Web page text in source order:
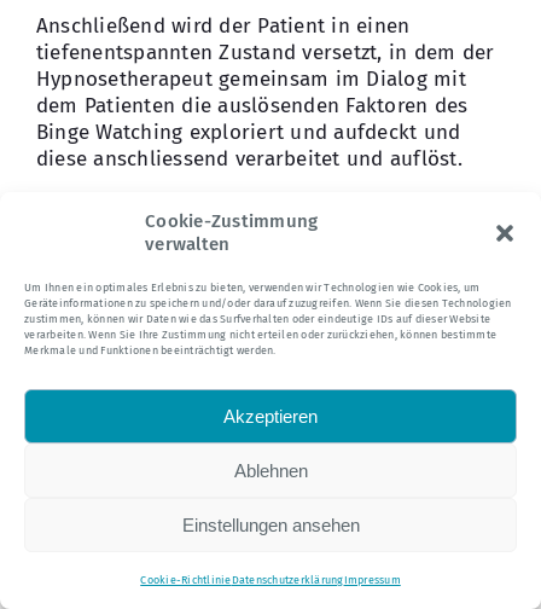
Cookie-Zustimmung
verwalten
Um Ihnen ein optimales Erlebnis zu bieten, verwenden wir Technologien wie Cookies, um
Geräteinformationen zu speichern und/oder darauf zuzugreifen. Wenn Sie diesen Technologien
zustimmen, können wir Daten wie das Surfverhalten oder eindeutige IDs auf dieser Website
verarbeiten. Wenn Sie Ihre Zustimmung nicht erteilen oder zurückziehen, können bestimmte
Merkmale und Funktionen beeinträchtigt werden.
Akzeptieren
Ablehnen
Einstellungen ansehen
Cookie-RichtlinieDatenschutzerklärungImpressum
Anschließend wird der Patient in einen
tiefenentspannten Zustand versetzt, in dem der
Hypnosetherapeut gemeinsam im Dialog mit
dem Patienten die auslösenden Faktoren des
Binge Watching exploriert und aufdeckt und
diese anschliessend verarbeitet und auflöst.
Strategien zur Reduzierung von Binge
Watching
Neben Hypnosetherapie können folgende
Maßnahmen helfen, einen Serienmarathon zu
begrenzen:
• Feste Streamingzeiten festlegen
• Maximal zwei Episoden pro Abend schauen
• Bildschirmzeit vor dem Schlafen reduzieren
• Bewegungspausen einbauen
Diese Maßnahmen können helfen, Schlafmangel,
vermeiden.